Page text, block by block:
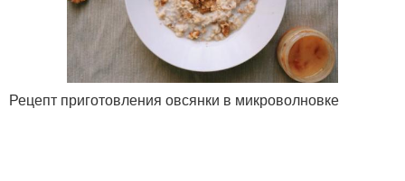
Рецепт приготовления овсянки в микроволновке